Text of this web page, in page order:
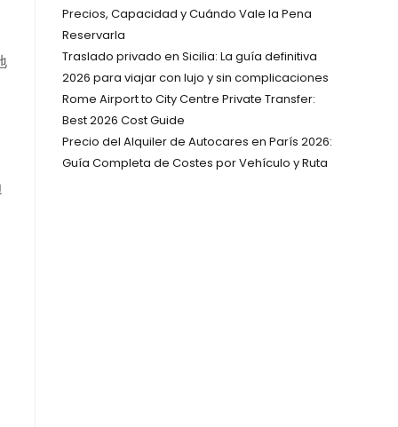
Precios, Capacidad y Cuándo Vale la Pena
Reservarla
Traslado privado en Sicilia: La guía definitiva
2026 para viajar con lujo y sin complicaciones
Rome Airport to City Centre Private Transfer:
Best 2026 Cost Guide
Precio del Alquiler de Autocares en París 2026:
Guía Completa de Costes por Vehículo y Ruta